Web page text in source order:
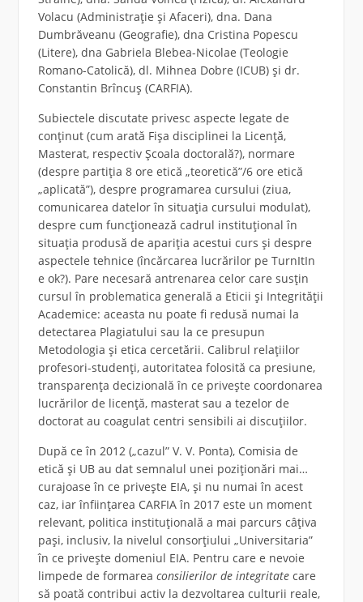
Volacu (Administrație și Afaceri), dna. Dana
Dumbrăveanu (Geografie), dna Cristina Popescu
(Litere), dna Gabriela Blebea-Nicolae (Teologie
Romano-Catolică), dl. Mihnea Dobre (ICUB) și dr.
Constantin Brîncuș (CARFIA).
Subiectele discutate privesc aspecte legate de
conținut (cum arată Fișa disciplinei la Licență,
Masterat, respectiv Școala doctorală?), normare
(despre partiția 8 ore etică „teoretică”/6 ore etică
„aplicată”), despre programarea cursului (ziua,
comunicarea datelor în situația cursului modulat),
despre cum funcționează cadrul instituțional în
situația produsă de apariția acestui curs și despre
aspectele tehnice (încărcarea lucrărilor pe TurnItIn
e ok?). Pare necesară antrenarea celor care susțin
cursul în problematica generală a Eticii și Integrității
Academice: aceasta nu poate fi redusă numai la
detectarea Plagiatului sau la ce presupun
Metodologia și etica cercetării. Calibrul relațiilor
profesori-studenți, autoritatea folosită ca presiune,
transparența decizională în ce privește coordonarea
lucrărilor de licență, masterat sau a tezelor de
doctorat au coagulat centri sensibili ai discuțiilor.
După ce în 2012 („cazul” V. V. Ponta), Comisia de
etică și UB au dat semnalul unei poziționări mai…
curajoase în ce privește EIA, și nu numai în acest
caz, iar înființarea CARFIA în 2017 este un moment
relevant, politica instituțională a mai parcurs câțiva
pași, inclusiv, la nivelul consorțiului „Universitaria”
în ce privește domeniul EIA. Pentru care e nevoie
limpede de formarea consilierilor de integritatecare
să poată contribui activ la dezvoltarea culturii reale,